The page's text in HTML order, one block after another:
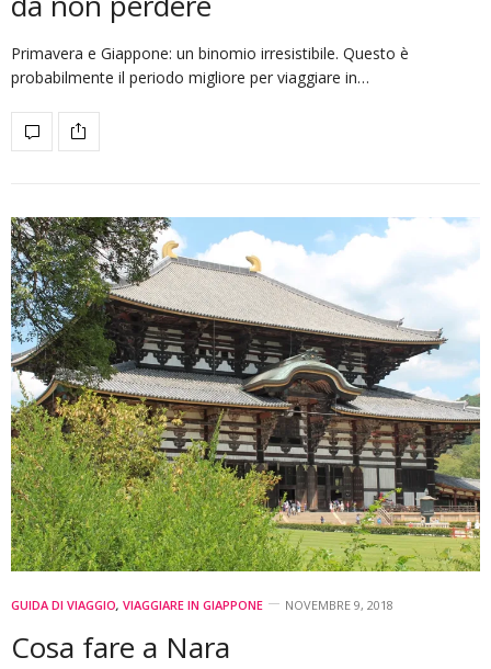
Primavera e Giappone: un binomio irresistibile. Questo è
probabilmente il periodo migliore per viaggiare in…
GUIDA DI VIAGGIO, VIAGGIARE IN GIAPPONE NOVEMBRE 9, 2018
Cosa fare a Nara